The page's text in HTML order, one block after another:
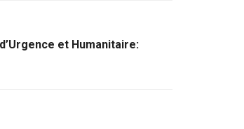
et Humanitaire: